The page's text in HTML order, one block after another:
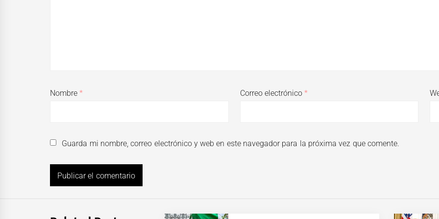
Nombre* Correo electrónico*
Guarda mi nombre, correo electrónico y web en este navegador para la próxima vez que comente.